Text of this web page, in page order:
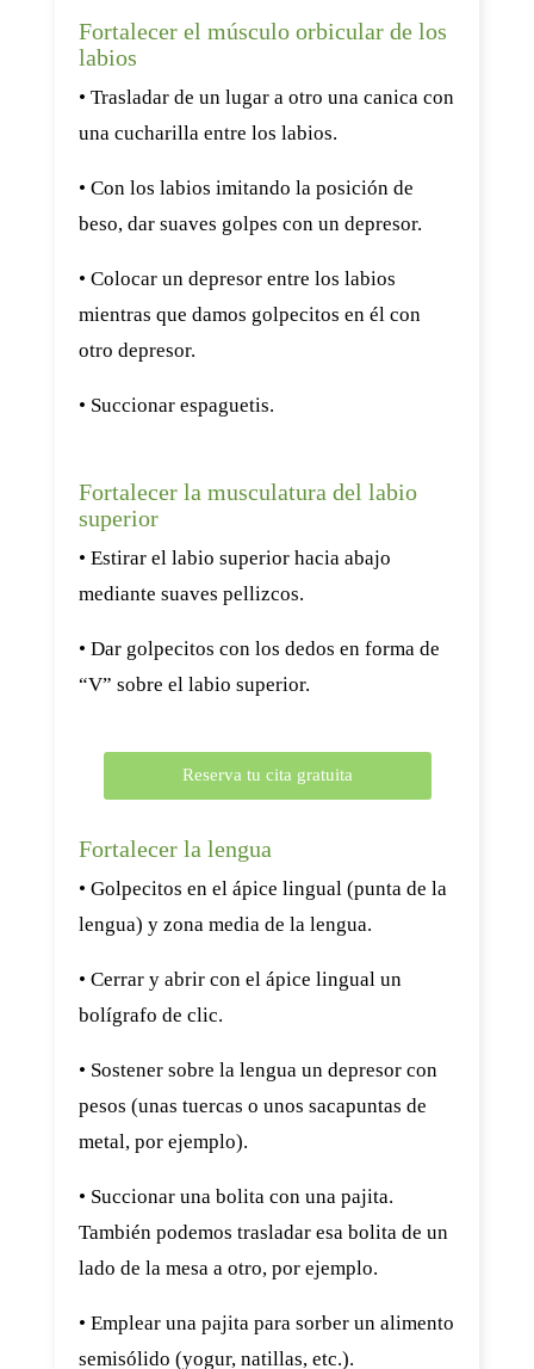
Fortalecer el músculo orbicular de los
labios
• Trasladar de un lugar a otro una canica con
una cucharilla entre los labios.
• Con los labios imitando la posición de
beso, dar suaves golpes con un depresor.
• Colocar un depresor entre los labios
mientras que damos golpecitos en él con
otro depresor.
• Succionar espaguetis.
Fortalecer la musculatura del labio
superior
• Estirar el labio superior hacia abajo
mediante suaves pellizcos.
• Dar golpecitos con los dedos en forma de
“V” sobre el labio superior.
Reserva tu cita gratuita
Fortalecer la lengua
• Golpecitos en el ápice lingual (punta de la
lengua) y zona media de la lengua.
• Cerrar y abrir con el ápice lingual un
bolígrafo de clic.
• Sostener sobre la lengua un depresor con
pesos (unas tuercas o unos sacapuntas de
metal, por ejemplo).
• Succionar una bolita con una pajita.
También podemos trasladar esa bolita de un
lado de la mesa a otro, por ejemplo.
• Emplear una pajita para sorber un alimento
semisólido (yogur, natillas, etc.).